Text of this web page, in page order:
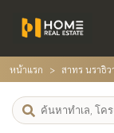
หน้าแรก สาทร นราธิ